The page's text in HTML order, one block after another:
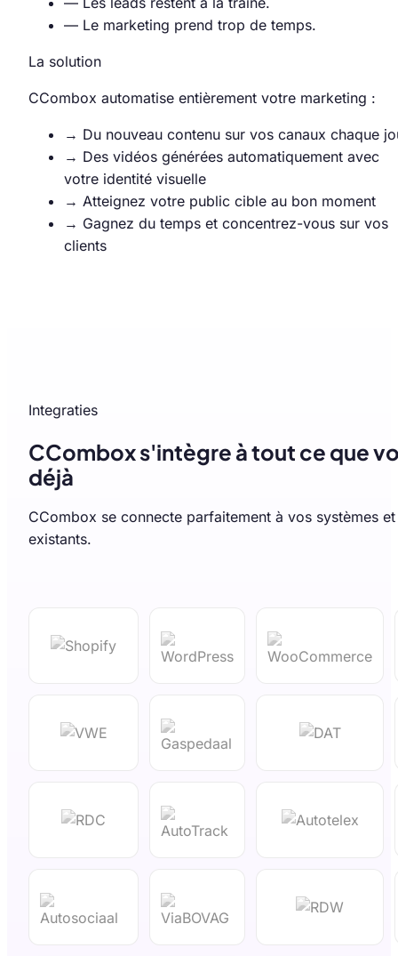
— Le marketing prend trop de temps.
La solution
CCombox automatise entièrement votre marketing :
→ Du nouveau contenu sur vos canaux chaque
→ Des vidéos générées automatiquement avec
votre identité visuelle
→ Atteignez votre public cible au bon moment
→ Gagnez du temps et concentrez-vous sur vos
clients
Integraties
CCombox s'intègre à tout ce que
déjà
CCombox se connecte parfaitement à vos systèmes
existants.